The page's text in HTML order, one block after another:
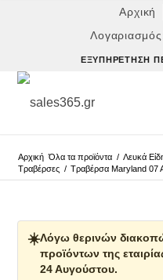
Αρχική
ΕΞΥΠΗΡΈΤΗΣΗ
Αρχική Όλα τα προϊόντα / Λευκά
Τραβέρσες / Τραβέρσα Maryland 07
☀️Λόγω θερινών
προϊόντων της
24 Αυγούστου.